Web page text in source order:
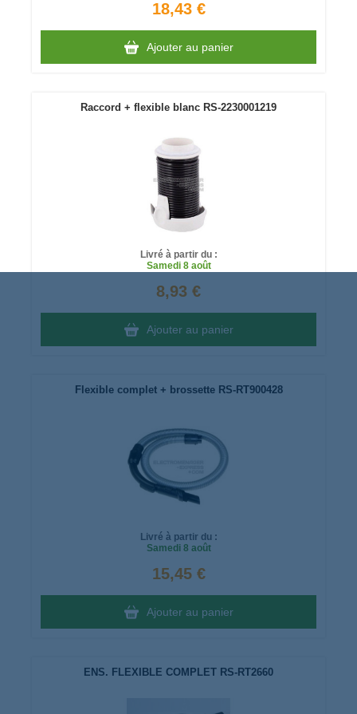
18,43 €
Ajouter au panier
Raccord + flexible blanc RS-2230001219
Livré à partir du :
Samedi8 août
8,93 €
Ajouter au panier
Flexible complet + brossette RS-RT900428
Livré à partir du :
Samedi8 août
15,45 €
Ajouter au panier
ENS. FLEXIBLE COMPLET RS-RT2660